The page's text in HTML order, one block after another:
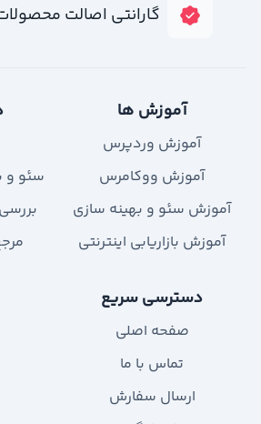
گارانتی اصالت
آموزش ها
آموزش وردپرس
آموزش ووکامرس
آموزش سئو و بهینه سازی
آموزش بازاریابی اینترنتی
سئو و
دسترسی سریع
صفحه اصلی
تماس با ما
ارسال سفارش